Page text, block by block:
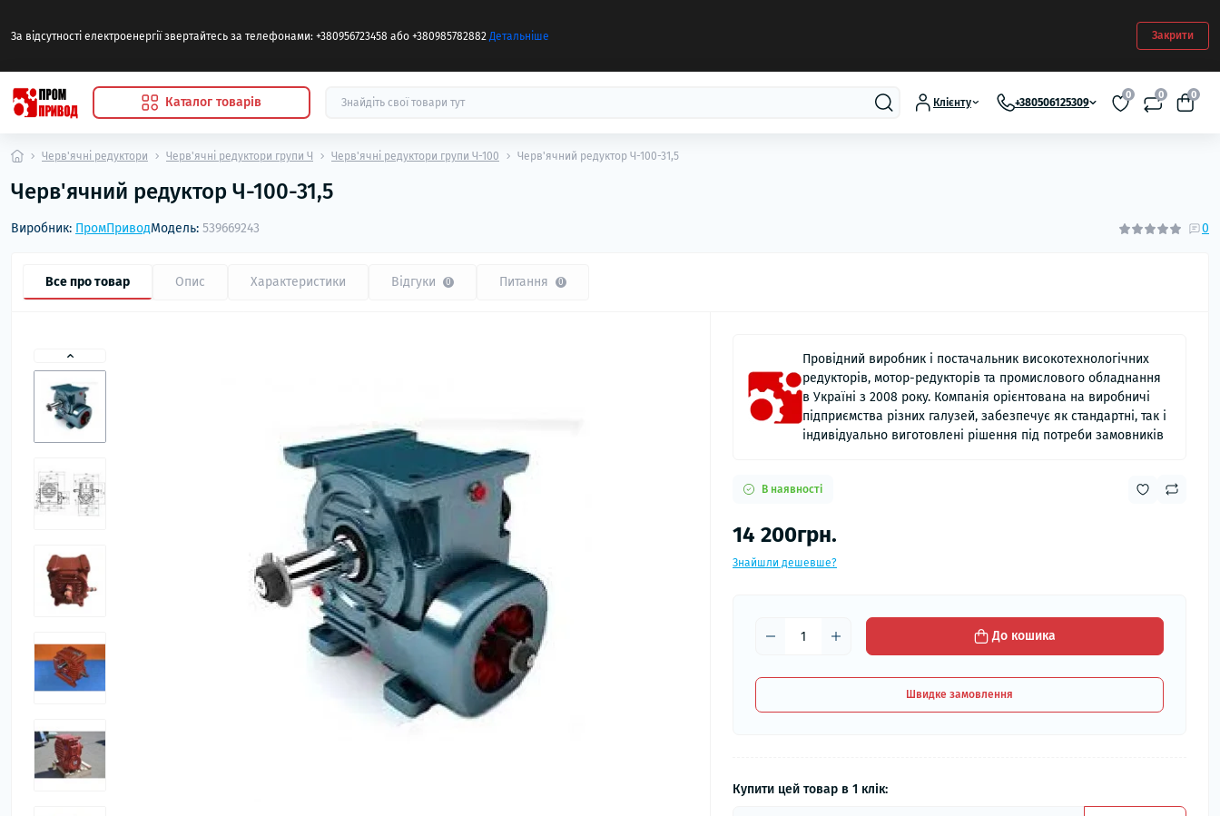
За відсутності електроенергії звертайтесь за телефонами: +380956723458 або +380985782882 Детальніше Закрити
Каталог товарів Клієнту +380506125309
0 0 0
Черв'ячні редуктори Черв'ячні редуктори групи Ч Черв'ячні редуктори групи Ч-100 Черв'ячний редуктор Ч-100-31,5
Черв'ячний редуктор Ч-100-31,5
Виробник: ПромПриводМодель: 539669243 0
Все про товар Опис Характеристики Відгуки 0 Питання 0
Провідний виробник і постачальник високотехнологічних
редукторів, мотор-редукторів та промислового обладнання
в Україні з 2008 року. Компанія орієнтована на виробничі
підприємства різних галузей, забезпечує як стандартні, так і
індивідуально виготовлені рішення під потреби замовників
В наявності
14 200грн.
Знайшли дешевше?
До кошика
Швидке замовлення
Купити цей товар в 1 клік: